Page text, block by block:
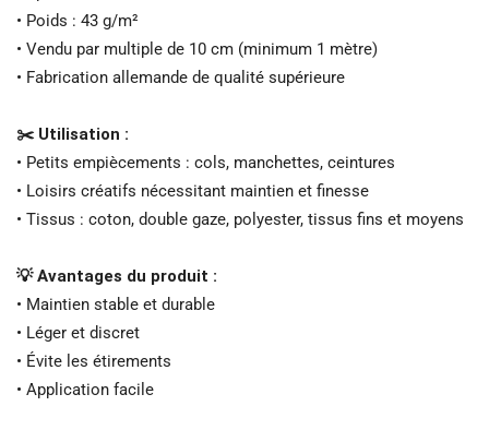
• Poids : 43 g/m²
• Vendu par multiple de 10 cm (minimum 1 mètre)
• Fabrication allemande de qualité supérieure
✂️ Utilisation :
• Petits empiècements : cols, manchettes, ceintures
• Loisirs créatifs nécessitant maintien et finesse
• Tissus : coton, double gaze, polyester, tissus fins et moyens
💡 Avantages du produit :
• Maintien stable et durable
• Léger et discret
• Évite les étirements
• Application facile